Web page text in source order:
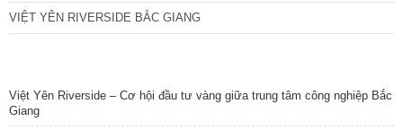
VIỆT YÊN RIVERSIDE BẮC GIANG
Việt Yên Riverside – Cơ hội đầu tư vàng giữa trung tâm công nghiệp Bắc
Giang